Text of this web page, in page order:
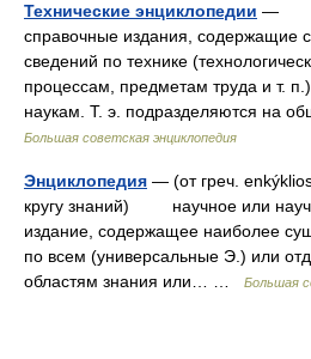
Технические энциклопедии — и
справочные издания, содержащие
сведений по технике
процессам, предметам труда и т.
наукам. Т. э. подразделяются на
Большая советская энциклопедия
Энциклопедия — (от греч.
кругу знаний) научное или
издание, содержащее наиболее
по всем (универсальные Э.) или
областям знания или… …
Большая